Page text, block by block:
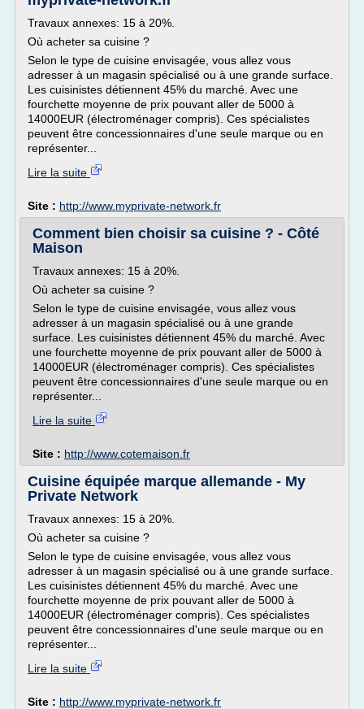
Travaux annexes: 15 à 20%.
Où acheter sa cuisine ?
Selon le type de cuisine envisagée, vous allez vous
adresser à un magasin spécialisé ou à une grande surface.
Les cuisinistes détiennent 45% du marché. Avec une
fourchette moyenne de prix pouvant aller de 5000 à
14000EUR (électroménager compris). Ces spécialistes
peuvent être concessionnaires d'une seule marque ou en
représenter...
Lire la suite
Site : http://www.myprivate-network.fr
Comment bien choisir sa cuisine ? - Côté
Maison
Travaux annexes: 15 à 20%.
Où acheter sa cuisine ?
Selon le type de cuisine envisagée, vous allez vous
adresser à un magasin spécialisé ou à une grande
surface. Les cuisinistes détiennent 45% du marché. Avec
une fourchette moyenne de prix pouvant aller de 5000 à
14000EUR (électroménager compris). Ces spécialistes
peuvent être concessionnaires d'une seule marque ou en
représenter...
Lire la suite
Site : http://www.cotemaison.fr
Cuisine équipée marque allemande - My
Private Network
Travaux annexes: 15 à 20%.
Où acheter sa cuisine ?
Selon le type de cuisine envisagée, vous allez vous
adresser à un magasin spécialisé ou à une grande surface.
Les cuisinistes détiennent 45% du marché. Avec une
fourchette moyenne de prix pouvant aller de 5000 à
14000EUR (électroménager compris). Ces spécialistes
peuvent être concessionnaires d'une seule marque ou en
représenter...
Lire la suite
Site : http://www.myprivate-network.fr